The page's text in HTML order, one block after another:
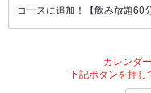
コースに追加！【飲み放題60
カレンダ
下記ボタンを押し